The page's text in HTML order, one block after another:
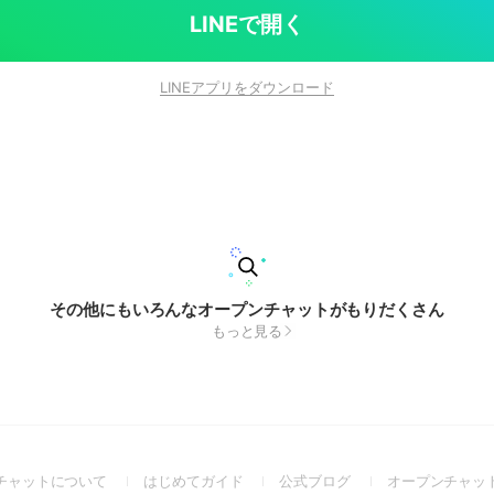
LINEで開く
LINEアプリをダウンロード
その他にもいろんなオープンチャットがもりだくさん
もっと見る
ャットについて
(Openはじめてガイド
(Open公式ブログ
(Openオープンチャッ